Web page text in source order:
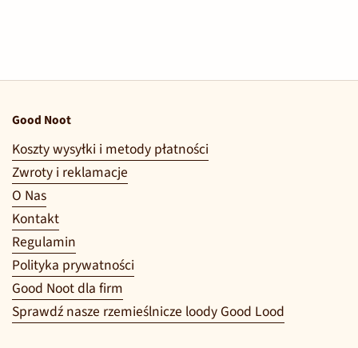
Good Noot
Koszty wysyłki i metody płatności
Zwroty i reklamacje
O Nas
Kontakt
Regulamin
Polityka prywatności
Good Noot dla firm
Sprawdź nasze rzemieślnicze loody Good Lood